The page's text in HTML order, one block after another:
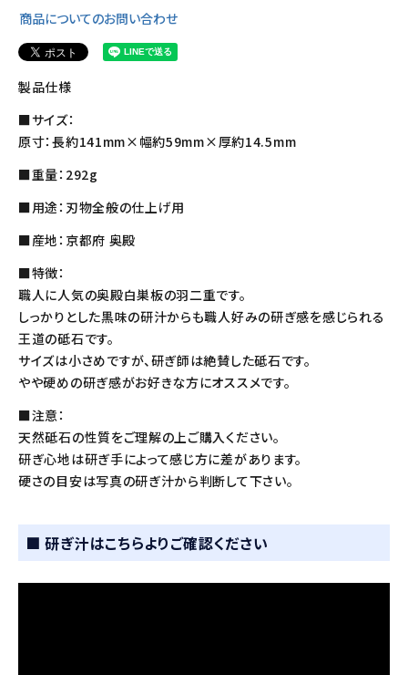
商品についてのお問い合わせ
製品仕様
■サイズ：
原寸：長約141mm×幅約59mm×厚約14.5mm
■重量：292g
■用途：刃物全般の仕上げ用
■産地：京都府 奥殿
■特徴：
職人に人気の奥殿白巣板の羽二重です。
しっかりとした黒味の研汁からも職人好みの研ぎ感を感じられる
王道の砥石です。
サイズは小さめですが、研ぎ師は絶賛した砥石です。
やや硬めの研ぎ感がお好きな方にオススメです。
■注意：
天然砥石の性質をご理解の上ご購入ください。
研ぎ心地は研ぎ手によって感じ方に差があります。
硬さの目安は写真の研ぎ汁から判断して下さい。
■ 研ぎ汁はこちらよりご確認ください